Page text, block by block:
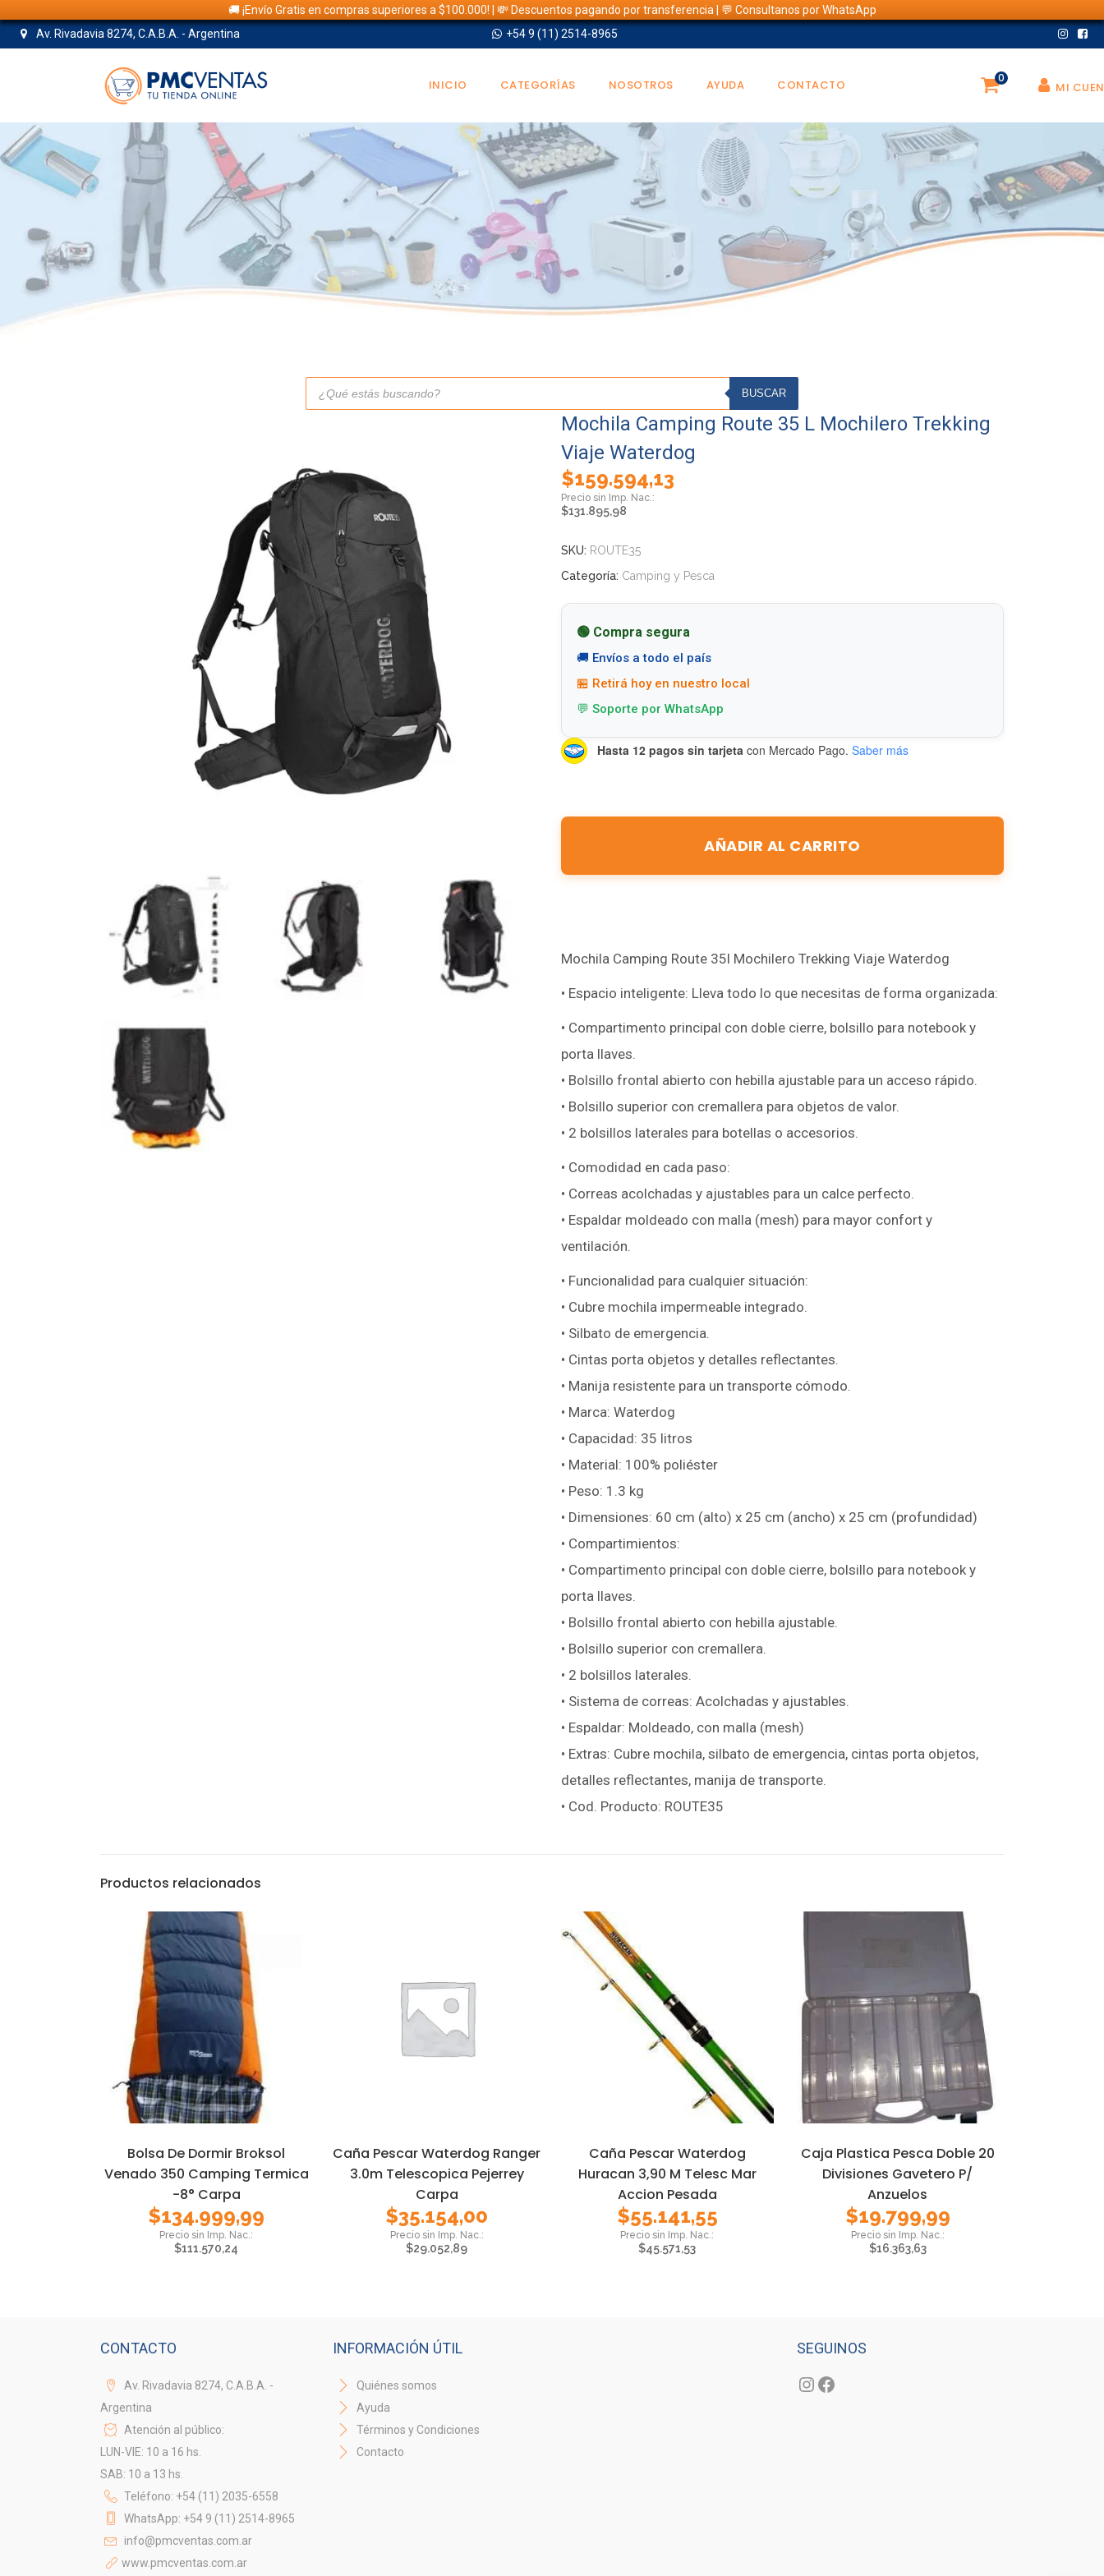
🚚 ¡Envío Gratis en compras superiores a $100.000! | 💸 Descuentos pagando por transferencia | 💬 Consultanos por WhatsApp
Av. Rivadavia 8274, C.A.B.A. - Argentina
+54 9 (11) 2514-8965
INICIO CATEGORÍAS NOSOTROS AYUDA CONTACTO MI
0
TIENDA
Búsqueda
productos
BUSCAR
Mochila Camping Route 35 L Mochilero Trekking
Viaje Waterdog
$159.594,13
$131.895,98
SKU: ROUTE35
Categoría: Camping y Pesca
🟢 Compra segura
🚚 Envíos a todo el país
🏪 Retirá hoy en nuestro local
💬 Soporte por WhatsApp
Hasta 12 pagos sin tarjeta con Mercado Pago. Saber más
AÑADIR AL CARRITO
Mochila Camping Route 35l Mochilero Trekking Viaje Waterdog
• Espacio inteligente: Lleva todo lo que necesitas de forma organizada:
• Compartimento principal con doble cierre, bolsillo para notebook y
porta llaves.
• Bolsillo frontal abierto con hebilla ajustable para un acceso rápido.
• Bolsillo superior con cremallera para objetos de valor.
• 2 bolsillos laterales para botellas o accesorios.
• Comodidad en cada paso:
• Correas acolchadas y ajustables para un calce perfecto.
• Espaldar moldeado con malla (mesh) para mayor confort y
ventilación.
• Funcionalidad para cualquier situación:
• Cubre mochila impermeable integrado.
• Silbato de emergencia.
• Cintas porta objetos y detalles reflectantes.
• Manija resistente para un transporte cómodo.
• Marca: Waterdog
• Capacidad: 35 litros
• Material: 100% poliéster
• Peso: 1.3 kg
• Dimensiones: 60 cm (alto) x 25 cm (ancho) x 25 cm (profundidad)
• Compartimientos:
• Compartimento principal con doble cierre, bolsillo para notebook y
porta llaves.
• Bolsillo frontal abierto con hebilla ajustable.
• Bolsillo superior con cremallera.
• 2 bolsillos laterales.
• Sistema de correas: Acolchadas y ajustables.
• Espaldar: Moldeado, con malla (mesh)
• Extras: Cubre mochila, silbato de emergencia, cintas porta objetos,
detalles reflectantes, manija de transporte.
• Cod. Producto: ROUTE35
Productos relacionados
Bolsa De Dormir Broksol
Venado 350 Camping Termica
-8° Carpa
$134.999,99
$111.570,24
Caña Pescar Waterdog Ranger
3.0m Telescopica Pejerrey
Carpa
$35.154,00
$29.052,89
Caña Pescar Waterdog
Huracan 3,90 M Telesc Mar
Accion Pesada
$55.141,55
$45.571,53
Caja Plastica Pesca Doble 20
Divisiones Gavetero P/
Anzuelos
$19.799,99
$16.363,63
CONTACTO
Av. Rivadavia 8274, C.A.B.A. -
Argentina
Atención al público:
LUN-VIE: 10 a 16 hs.
SAB: 10 a 13 hs.
Teléfono: +54 (11) 2035-6558
WhatsApp: +54 9 (11) 2514-8965
info@pmcventas.com.ar
www.pmcventas.com.ar
INFORMACIÓN ÚTIL
Quiénes somos
Ayuda
Términos y Condiciones
Contacto
SEGUINOS
Instagram
Facebook